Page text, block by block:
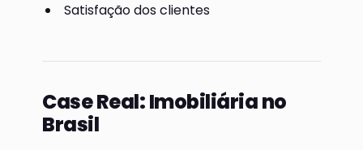
Satisfação dos clientes
Case Real: Imobiliária no
Brasil